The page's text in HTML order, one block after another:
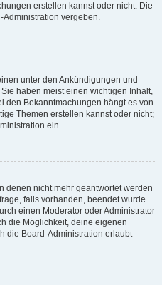
erstellen kannst oder nicht. Die
Administration vergeben.
unter den Ankündigungen und
haben meist einen wichtigen Inhalt,
den Bekanntmachungen hängt es von
Themen erstellen kannst oder nicht;
ein.
denen nicht mehr geantwortet werden
falls vorhanden, beendet wurde.
einen Moderator oder Administrator
die Möglichkeit, deine eigenen
die Board-Administration erlaubt